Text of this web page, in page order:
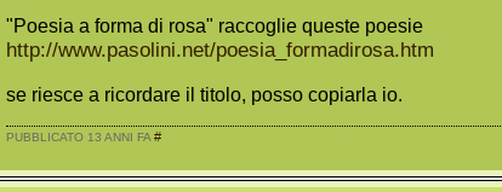
"Poesia a forma di rosa" raccoglie queste poesie
http://www.pasolini.net/poesia_formadirosa.htm
se riesce a ricordare il titolo, posso copiarla io.
PUBBLICATO 13 ANNI FA #